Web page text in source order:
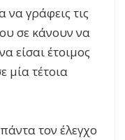
να γράφεις τις
σε κάνουν να
είσαι έτοιμος
μία τέτοια
τον έλεγχο